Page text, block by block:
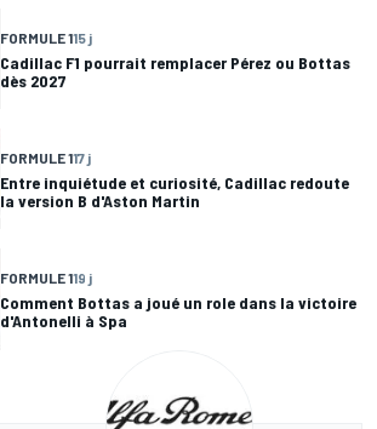
FORMULE 115 j
Cadillac F1 pourrait remplacer Pérez ou Bottas
dès 2027
FORMULE 117 j
Entre inquiétude et curiosité, Cadillac redoute
la version B d'Aston Martin
FORMULE 119 j
Comment Bottas a joué un role dans la victoire
d'Antonelli à Spa